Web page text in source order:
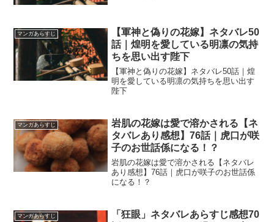
マンガあらすじ
【軍神と偽りの花嫁】ネタバレ50
話｜煌明を愛している明凛の気持
ちを思い出す陛下
【軍神と偽りの花嫁】ネタバレ50話｜煌
明を愛している明凛の気持ちを思い出す
陛下
マンガあらすじ
岩肌の花嫁は愛で溶かされる【ネ
タバレあり感想】76話｜虎口が咲
子のお世話係になる！？
岩肌の花嫁は愛で溶かされる【ネタバレ
あり感想】76話｜虎口が咲子のお世話係
になる！？
マンガあらすじ
「狂眼」ネタバレあらすじ感想70